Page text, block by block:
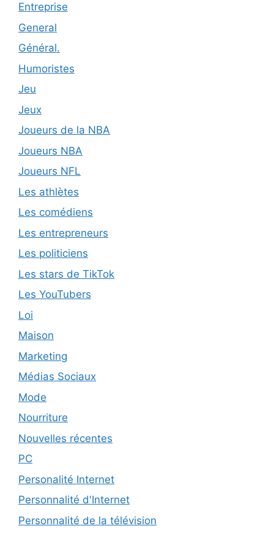
Entreprise
General
Général.
Humoristes
Jeu
Jeux
Joueurs de la NBA
Joueurs NBA
Joueurs NFL
Les athlètes
Les comédiens
Les entrepreneurs
Les politiciens
Les stars de TikTok
Les YouTubers
Loi
Maison
Marketing
Médias Sociaux
Mode
Nourriture
Nouvelles récentes
PC
Personalité Internet
Personnalité d'Internet
Personnalité de la télévision